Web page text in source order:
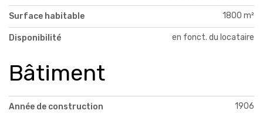
Surface habitable 1800 m²
Disponibilité en fonct. du locataire
Bâtiment
Année de construction 1906